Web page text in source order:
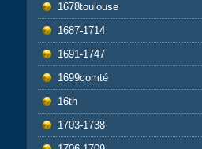
1678toulouse
1687-1714
1691-1747
1699comté
16th
1703-1738